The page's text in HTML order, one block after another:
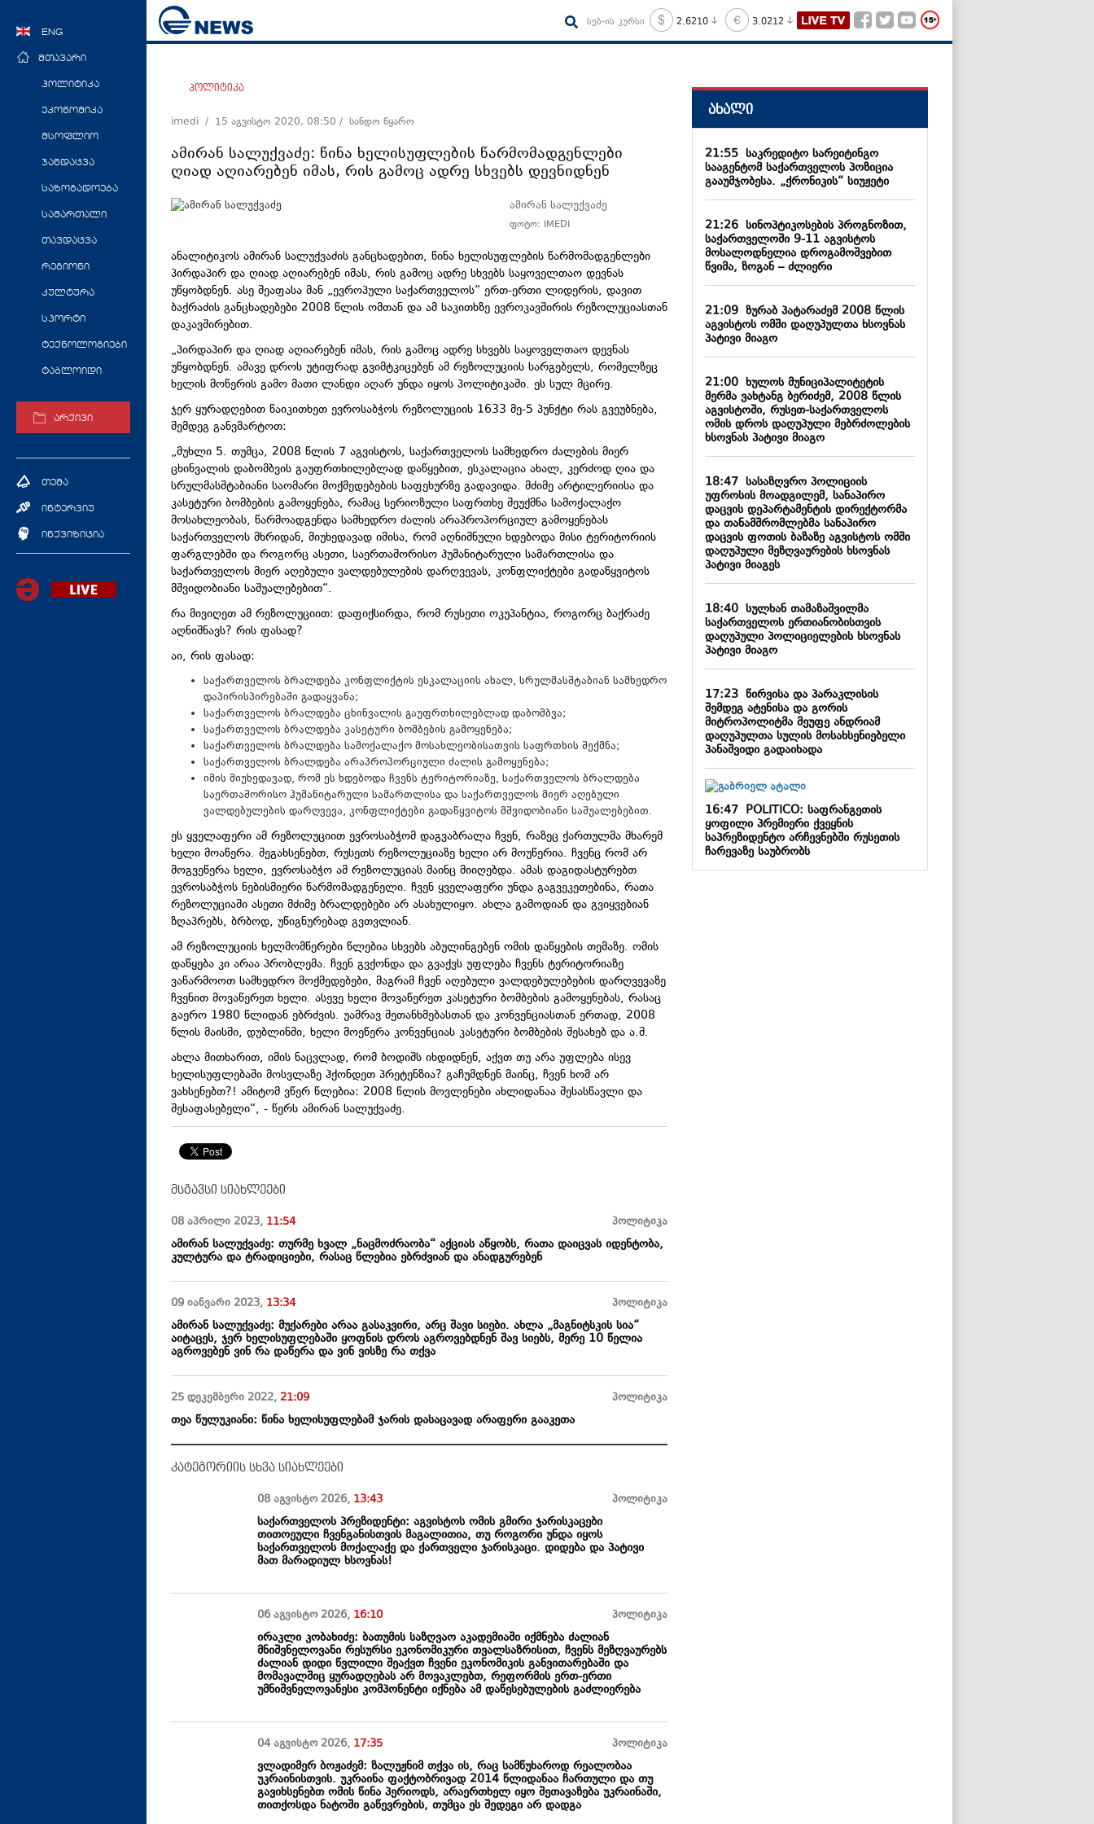
ENG
მთავარი
პოლიტიკა
ეკონომიკა
მსოფლიო
ჯანდაცვა
საზოგადოება
სამართალი
თავდაცვა
რეგიონი
კულტურა
სპორტი
ტექნოლოგიები
ტაბლოიდი
არქივი
თემა
ინტერვიუ
ინქვიზიცია
სებ-ის კურსი 2.6210 3.0212
პოლიტიკა
imedi / 15 აგვისტო 2020, 08:50 / სანდო წყარო
ამირან სალუქვაძე: წინა ხელისუფლების წარმომადგენლები
ღიად აღიარებენ იმას, რის გამოც ადრე სხვებს დევნიდნენ
ამირან სალუქვაძე
ფოტო: IMEDI
ანალიტიკოს ამირან სალუქვაძის განცხადებით, წინა ხელისუფლების წარმომადგენლები
პირდაპირ და ღიად აღიარებენ იმას, რის გამოც ადრე სხვებს საყოველთაო დევნას
უწყობდნენ. ასე შეაფასა მან „ევროპული საქართველოს“ ერთ-ერთი ლიდერის, დავით
ბაქრაძის განცხადებები 2008 წლის ომთან და ამ საკითხზე ევროკავშირის რეზოლუციასთან
დაკავშირებით.
„პირდაპირ და ღიად აღიარებენ იმას, რის გამოც ადრე სხვებს საყოველთაო დევნას
უწყობდნენ. ამავე დროს უტიფრად გვიმტკიცებენ ამ რეზოლუციის სარგებელს, რომელზეც
ხელის მოწერის გამო მათი ლანდი აღარ უნდა იყოს პოლიტიკაში. ეს სულ მცირე.
ჯერ ყურადღებით წაიკითხეთ ევროსაბჭოს რეზოლუციის 1633 მე-5 პუნქტი რას გვეუბნება,
შემდეგ განვმარტოთ:
„მუხლი 5. თუმცა, 2008 წლის 7 აგვისტოს, საქართველოს სამხედრო ძალების მიერ
ცხინვალის დაბომბვის გაუფრთხილებლად დაწყებით, ესკალაცია ახალ, კერძოდ ღია და
სრულმასშტაბიანი საომარი მოქმედებების საფეხურზე გადავიდა. მძიმე არტილერიისა და
კასეტური ბომბების გამოყენება, რამაც სერიოზული საფრთხე შეუქმნა სამოქალაქო
მოსახლეობას, წარმოადგენდა სამხედრო ძალის არაპროპორციულ გამოყენებას
საქართველოს მხრიდან, მიუხედავად იმისა, რომ აღნიშნული ხდებოდა მისი ტერიტორიის
ფარგლებში და როგორც ასეთი, საერთაშორისო ჰუმანიტარული სამართლისა და
საქართველოს მიერ აღებული ვალდებულების დარღვევას, კონფლიქტები გადაწყვიტოს
მშვიდობიანი საშუალებებით“.
რა მივიღეთ ამ რეზოლუციით: დაფიქსირდა, რომ რუსეთი ოკუპანტია, როგორც ბაქრაძე
აღნიშნავს? რის ფასად?
აი, რის ფასად:
საქართველოს ბრალდება კონფლიქტის ესკალაციის ახალ, სრულმასშტაბიან სამხედრო
დაპირისპირებაში გადაყვანა;
საქართველოს ბრალდება ცხინვალის გაუფრთხილებლად დაბომბვა;
საქართველოს ბრალდება კასეტური ბომბების გამოყენება;
საქართველოს ბრალდება სამოქალაქო მოსახლეობისათვის საფრთხის შექმნა;
საქართველოს ბრალდება არაპროპორციული ძალის გამოყენება;
იმის მიუხედავად, რომ ეს ხდებოდა ჩვენს ტერიტორიაზე, საქართველოს ბრალდება
საერთაშორისო ჰუმანიტარული სამართლისა და საქართველოს მიერ აღებული
ვალდებულების დარღვევა, კონფლიქტები გადაწყვიტოს მშვიდობიანი საშუალებებით.
ეს ყველაფერი ამ რეზოლუციით ევროსაბჭომ დაგვაბრალა ჩვენ, რაზეც ქართულმა მხარემ
ხელი მოაწერა. შეგახსენებთ, რუსეთს რეზოლუციაზე ხელი არ მოუწერია. ჩვენც რომ არ
მოგვეწერა ხელი, ევროსაბჭო ამ რეზოლუციას მაინც მიიღებდა. ამას დაგიდასტურებთ
ევროსაბჭოს ნებისმიერი წარმომადგენელი. ჩვენ ყველაფერი უნდა გაგვეკეთებინა, რათა
რეზოლუციაში ასეთი მძიმე ბრალდებები არ ასახულიყო. ახლა გამოდიან და გვიყვებიან
ზღაპრებს, ბრბოდ, უწიგნურებად გვთვლიან.
ამ რეზოლუციის ხელმომწერები წლებია სხვებს აბულინგებენ ომის დაწყების თემაზე. ომის
დაწყება კი არაა პრობლემა. ჩვენ გვქონდა და გვაქვს უფლება ჩვენს ტერიტორიაზე
ვაწარმოოთ სამხედრო მოქმედებები, მაგრამ ჩვენ აღებული ვალდებულებების დარღვევაზე
ჩვენით მოვაწერეთ ხელი. ასევე ხელი მოვაწერეთ კასეტური ბომბების გამოყენებას, რასაც
გაერო 1980 წლიდან ებრძვის. უამრავ შეთანხმებასთან და კონვენციასთან ერთად, 2008
წლის მაისში, დუბლინში, ხელი მოეწერა კონვენციას კასეტური ბომბების შესახებ და ა.შ.
ახლა მითხარით, იმის ნაცვლად, რომ ბოდიშს იხდიდნენ, აქვთ თუ არა უფლება ისევ
ხელისუფლებაში მოსვლაზე ჰქონდეთ პრეტენზია? გაჩუმდნენ მაინც, ჩვენ ხომ არ
ვახსენებთ?! ამიტომ ვწერ წლებია: 2008 წლის მოვლენები ახლიდანაა შესასწავლი და
შესაფასებელი“, - წერს ამირან სალუქვაძე.
მსგავსი სიახლეები
08 აპრილი 2023, 11:54 პოლიტიკა
ამირან სალუქვაძე: თურმე ხვალ „ნაცმოძრაობა“ აქციას აწყობს, რათა დაიცვას იდენტობა,
კულტურა და ტრადიციები, რასაც წლებია ებრძვიან და ანადგურებენ
09 იანვარი 2023, 13:34 პოლიტიკა
ამირან სალუქვაძე: მუქარები არაა გასაკვირი, არც შავი სიები. ახლა „მაგნიტსკის სია“
აიტაცეს, ჯერ ხელისუფლებაში ყოფნის დროს აგროვებდნენ შავ სიებს, მერე 10 წელია
აგროვებენ ვინ რა დაწერა და ვინ ვისზე რა თქვა
25 დეკემბერი 2022, 21:09 პოლიტიკა
თეა წულუკიანი: წინა ხელისუფლებამ ჯარის დასაცავად არაფერი გააკეთა
კატეგორიის სხვა სიახლეები
08 აგვისტო 2026, 13:43 პოლიტიკა
საქართველოს პრეზიდენტი: აგვისტოს ომის გმირი ჯარისკაცები
თითოეული ჩვენგანისთვის მაგალითია, თუ როგორი უნდა იყოს
საქართველოს მოქალაქე და ქართველი ჯარისკაცი. დიდება და პატივი
მათ მარადიულ ხსოვნას!
06 აგვისტო 2026, 16:10 პოლიტიკა
ირაკლი კობახიძე: ბათუმის საზღვაო აკადემიაში იქმნება ძალიან
მნიშვნელოვანი რესურსი ეკონომიკური თვალსაზრისით, ჩვენს მეზღვაურებს
ძალიან დიდი წვლილი შეაქვთ ჩვენი ეკონომიკის განვითარებაში და
მომავალშიც ყურადღებას არ მოვაკლებთ, რეფორმის ერთ-ერთი
უმნიშვნელოვანესი კომპონენტი იქნება ამ დაწესებულების გაძლიერება
04 აგვისტო 2026, 17:35 პოლიტიკა
ვლადიმერ ბოჟაძემ: ზალუჟნიმ თქვა ის, რაც სამწუხაროდ რეალობაა
უკრაინისთვის. უკრაინა ფაქტობრივად 2014 წლიდანაა ჩართული და თუ
გავიხსენებთ ომის წინა პერიოდს, არაერთხელ იყო შეთავაზება უკრაინაში,
თითქოსდა ნატოში გაწევრების, თუმცა ეს შედეგი არ დადგა
ახალი
21:55საკრედიტო სარეიტინგო
სააგენტომ საქართველოს პოზიცია
გააუმჯობესა. „ქრონიკის“ სიუჟეტი
21:26სინოპტიკოსების პროგნოზით,
საქართველოში 9-11 აგვისტოს
მოსალოდნელია დროგამოშვებით
წვიმა, ზოგან – ძლიერი
21:09ზურაბ პატარაძემ 2008 წლის
აგვისტოს ომში დაღუპულთა ხსოვნას
პატივი მიაგო
21:00ხულოს მუნიციპალიტეტის
მერმა ვახტანგ ბერიძემ, 2008 წლის
აგვისტოში, რუსეთ-საქართველოს
ომის დროს დაღუპული მებრძოლების
ხსოვნას პატივი მიაგო
18:47სასაზღვრო პოლიციის
უფროსის მოადგილემ, სანაპირო
დაცვის დეპარტამენტის დირექტორმა
და თანამშრომლებმა სანაპირო
დაცვის ფოთის ბაზაზე აგვისტოს ომში
დაღუპული მეზღვაურების ხსოვნას
პატივი მიაგეს
18:40სულხან თამაზაშვილმა
საქართველოს ერთიანობისთვის
დაღუპული პოლიციელების ხსოვნას
პატივი მიაგო
17:23წირვისა და პარაკლისის
შემდეგ ატენისა და გორის
მიტროპოლიტმა მეუფე ანდრიამ
დაღუპულთა სულის მოსახსენიებელი
პანაშვიდი გადაიხადა
16:47POLITICO: საფრანგეთის
ყოფილი პრემიერი ქვეყნის
საპრეზიდენტო არჩევნებში რუსეთის
ჩარევაზე საუბრობს